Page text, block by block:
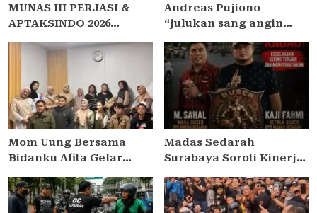
MUNAS III PERJASI &
APTAKSINDO 2026
BERKARYA, MEMBANGUN
HADIR
Andreas Pujiono
“julukan sang angin
Satreskrim Polres
Madiun , ditengarai tipu
Masyarakat 3,5 Milliar
Mom Uung Bersama
Bidanku Afita Gelar
yang Benar dalam
Peringatan Pekan ASI
Madas Sedarah
Surabaya Soroti Kinerja
Minta Kapolres
Pelabuhan Tanjung